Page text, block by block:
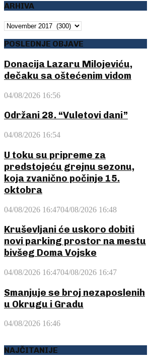
ARHIVA
ARHIVA
POSLEDNJE OBJAVE
Donacija Lazaru Milojeviću,
dečaku sa oštećenim vidom
04/08/2026 16:56
Održani 28. “Vuletovi dani”
04/08/2026 16:54
U toku su pripreme za
predstojeću grejnu sezonu,
koja zvanično počinje 15.
oktobra
04/08/2026 16:4704/08/2026 16:48
Kruševljani će uskoro dobiti
novi parking prostor na mestu
bivšeg Doma Vojske
04/08/2026 16:4704/08/2026 16:47
Smanjuje se broj nezaposlenih
u Okrugu i Gradu
04/08/2026 16:46
NAJČITANIJE